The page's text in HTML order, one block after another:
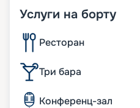
Услуги на борту
Ресторан
Три бара
Конференц-зал